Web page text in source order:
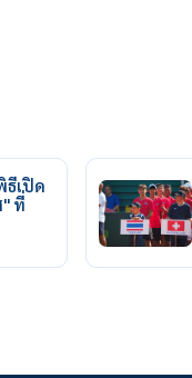
ธีเปิด
" ที่